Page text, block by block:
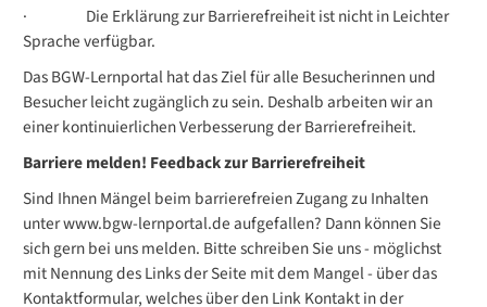
·
Die Erklärung zur Barrierefreiheit ist nicht in Leichter
Sprache verfügbar.
Das BGW-Lernportal hat das Ziel für alle Besucherinnen und
Besucher leicht zugänglich zu sein. Deshalb arbeiten wir an
einer kontinuierlichen Verbesserung der Barrierefreiheit.
Barriere melden! Feedback zur Barrierefreiheit
Sind Ihnen Mängel beim barrierefreien Zugang zu Inhalten
unter www.bgw-lernportal.de aufgefallen? Dann können Sie
sich gern bei uns melden. Bitte schreiben Sie uns - möglichst
mit Nennung des Links der Seite mit dem Mangel - über das
Kontaktformular, welches über den Link Kontakt in der